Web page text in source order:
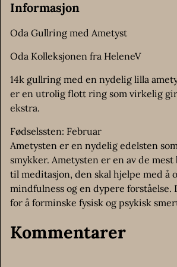
Informasjon
Oda Gullring med Ametyst
Oda Kolleksjonen fra HeleneV
14k gullring med en nydelig lilla
er en utrolig flott ring som virkelig
ekstra.
Fødselssten: Februar
Ametysten er en nydelig edelsten
smykker. Ametysten er en av de
til meditasjon, den skal hjelpe med å
mindfulness og en dypere forståelse.
for å forminske fysisk og psykisk
Kommentarer